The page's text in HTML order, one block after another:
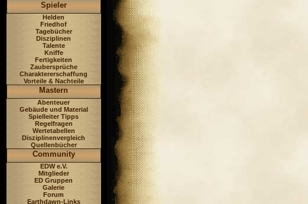
Spieler
Helden
Friedhof
Tagebücher
Disziplinen
Talente
Kniffe
Fertigkeiten
Zaubersprüche
Charaktererschaffung
Vorteile & Nachteile
Mastern
Abenteuer
Gebäude und Material
Spielleiter Tipps
Regelfragen
Wertetabellen
Disziplinenvergleich
Quellenbücher
Community
EDW e.V.
Mitglieder
ED Gruppen
Galerie
Forum
Earthdawn-Links